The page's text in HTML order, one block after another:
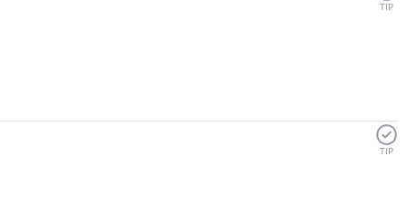
TIP
TIP